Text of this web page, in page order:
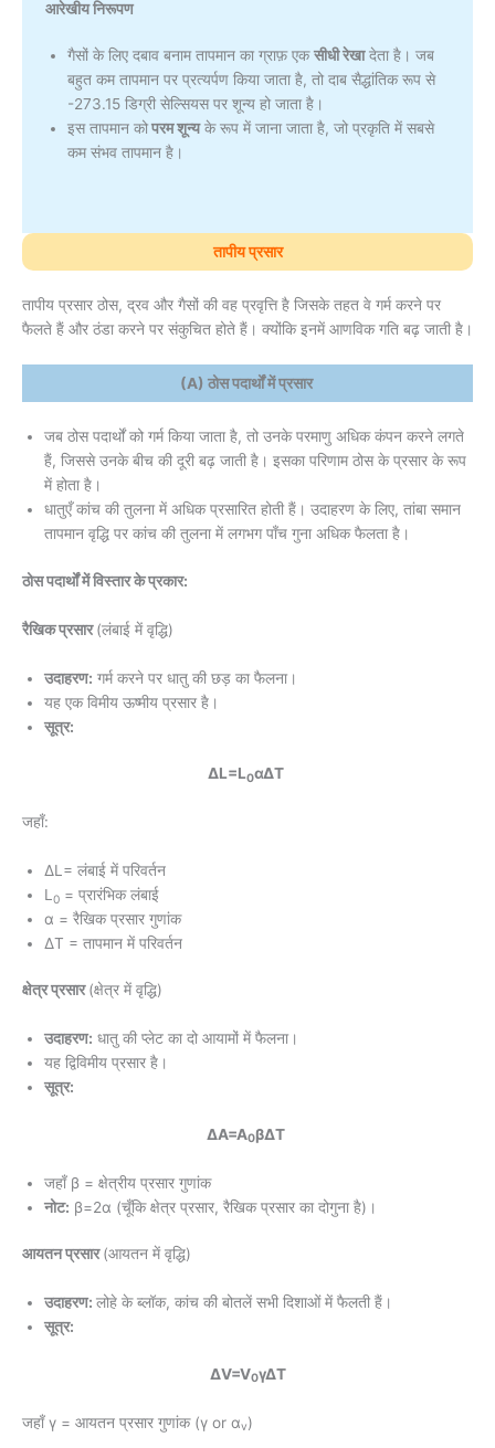
आरेखीय निरूपण
गैसों के लिए दबाव बनाम तापमान का ग्राफ़ एकसीधी रेखादेता है। जब
बहुत कम तापमान पर प्रत्यर्पण किया जाता है, तो दाब सैद्धांतिक रूप से
-273.15 डिग्री सेल्सियस पर शून्य हो जाता है।
इस तापमान कोपरम शून्यके रूप में जाना जाता है, जो प्रकृति में सबसे
कम संभव तापमान है।
तापीय प्रसार
तापीय प्रसार ठोस, द्रव और गैसों की वह प्रवृत्ति है जिसके तहत वे गर्म करने पर
फैलते हैं और ठंडा करने पर संकुचित होते हैं। क्योंकि इनमें आणविक गति बढ़ जाती है।
(A) ठोस पदार्थों में प्रसार
जब ठोस पदार्थों को गर्म किया जाता है, तो उनके परमाणु अधिक कंपन करने लगते
हैं, जिससे उनके बीच की दूरी बढ़ जाती है। इसका परिणाम ठोस के प्रसार के रूप
में होता है।
धातुएँ कांच की तुलना में अधिक प्रसारित होती हैं। उदाहरण के लिए, तांबा समान
तापमान वृद्धि पर कांच की तुलना में लगभग पाँच गुना अधिक फैलता है।
ठोस पदार्थों में विस्तार के प्रकार:
रैखिक प्रसार(लंबाई में वृद्धि)
उदाहरण: गर्म करने पर धातु की छड़ का फैलना।
यह एक विमीय ऊष्मीय प्रसार है।
सूत्र:
ΔL=L0αΔT
जहाँ:
ΔL= लंबाई में परिवर्तन
L 0 ​ = प्रारंभिक लंबाई
α = रैखिक प्रसार गुणांक
ΔT = तापमान में परिवर्तन
क्षेत्र प्रसार(क्षेत्र में वृद्धि)
उदाहरण: धातु की प्लेट का दो आयामों में फैलना।
यह द्विविमीय प्रसार है।
सूत्र:
ΔA=A0βΔT
जहाँ β = क्षेत्रीय प्रसार गुणांक
नोट: β=2α (चूँकि क्षेत्र प्रसार, रैखिक प्रसार का दोगुना है)।
आयतन प्रसार(आयतन में वृद्धि)
उदाहरण: लोहे के ब्लॉक, कांच की बोतलें सभी दिशाओं में फैलती हैं।
सूत्र:
ΔV=V0γΔT
जहाँ γ = आयतन प्रसार गुणांक (γ or αv)